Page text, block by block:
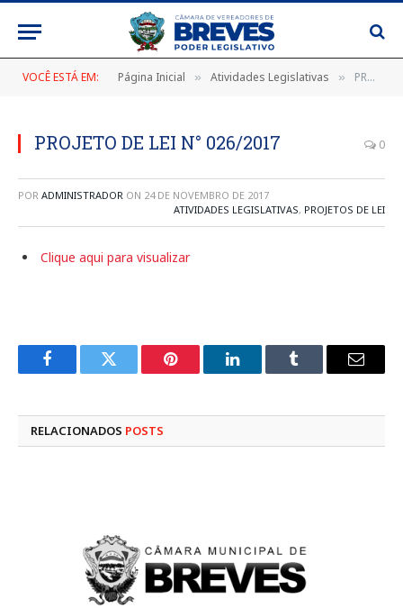
VOCÊ ESTÁ EM: Página Inicial » Atividades Legislativas » PROJETO DE LEI N° 026/2017
PROJETO DE LEI N° 026/2017 0
POR ADMINISTRADOR ON 24 DE NOVEMBRO DE 2017
ATIVIDADES LEGISLATIVAS, PROJETOS DE LEI
Clique aqui para visualizar
FacebookTwitter Pinterest LinkedInTumblr
E-
RELACIONADOS POSTS